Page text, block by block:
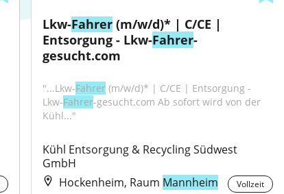
Lkw-Fahrer (m/w/d)* | C/CE |
Entsorgung - Lkw-Fahrer-
gesucht.com
"...Lkw-Fahrer (m/w/d)* | C/CE | Entsorgung -
Lkw-Fahrer-gesucht.com Ab sofort wird von der
Kühl..."
Kühl Entsorgung & Recycling Südwest
GmbH
Hockenheim, Raum Mannheim Vollzeit